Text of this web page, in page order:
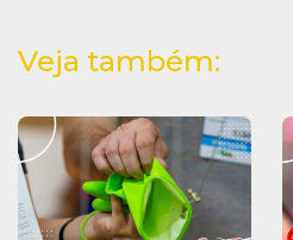
Veja também: